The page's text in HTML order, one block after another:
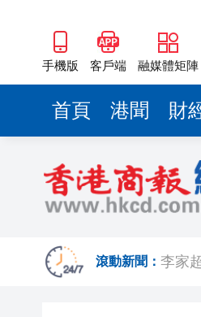
手機版 客戶端 融媒體矩陣
首頁 港聞 財
滾動新聞： 李家